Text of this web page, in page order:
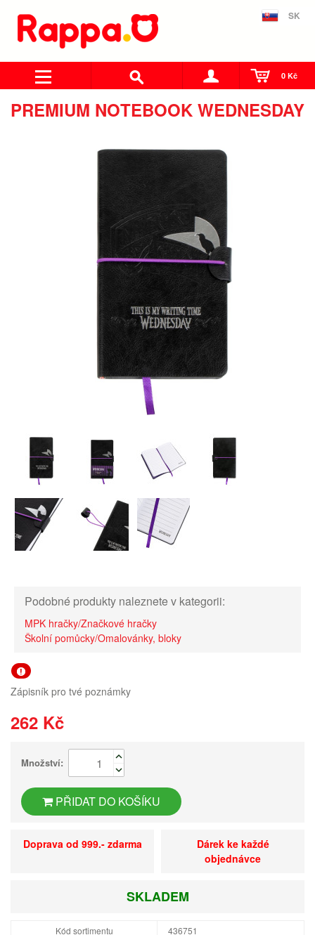
SK
0 Kč
PREMIUM NOTEBOOK WEDNESDAY
Podobné produkty naleznete v kategorii:
MPK hračky/Značkové hračky
Školní pomůcky/Omalovánky, bloky
Zápisník pro tvé poznámky
262 Kč
Množství:
PŘIDAT DO KOŠÍKU
Doprava od 999.- zdarma
Dárek ke každé
objednávce
SKLADEM
Kód sortimentu
436751